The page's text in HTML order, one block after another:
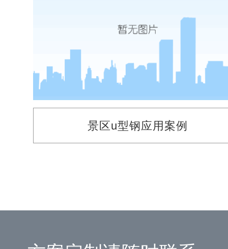
景区u型钢应用案例